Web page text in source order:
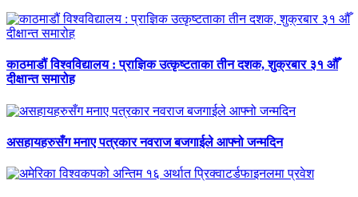
काठमाडौं विश्वविद्यालय : प्राज्ञिक उत्कृष्टताका तीन दशक, शुक्रबार ३१ औँ
दीक्षान्त समारोह
असहायहरुसँग मनाए पत्रकार नवराज बजगाईले आफ्नो जन्मदिन